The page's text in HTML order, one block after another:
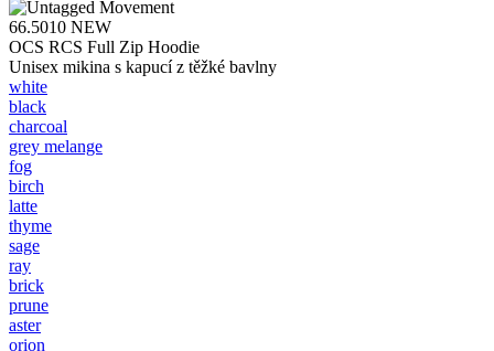
66.5010 NEW
OCS RCS Full Zip Hoodie
Unisex mikina s kapucí z těžké bavlny
white
black
charcoal
grey melange
fog
birch
latte
thyme
sage
ray
brick
prune
aster
orion